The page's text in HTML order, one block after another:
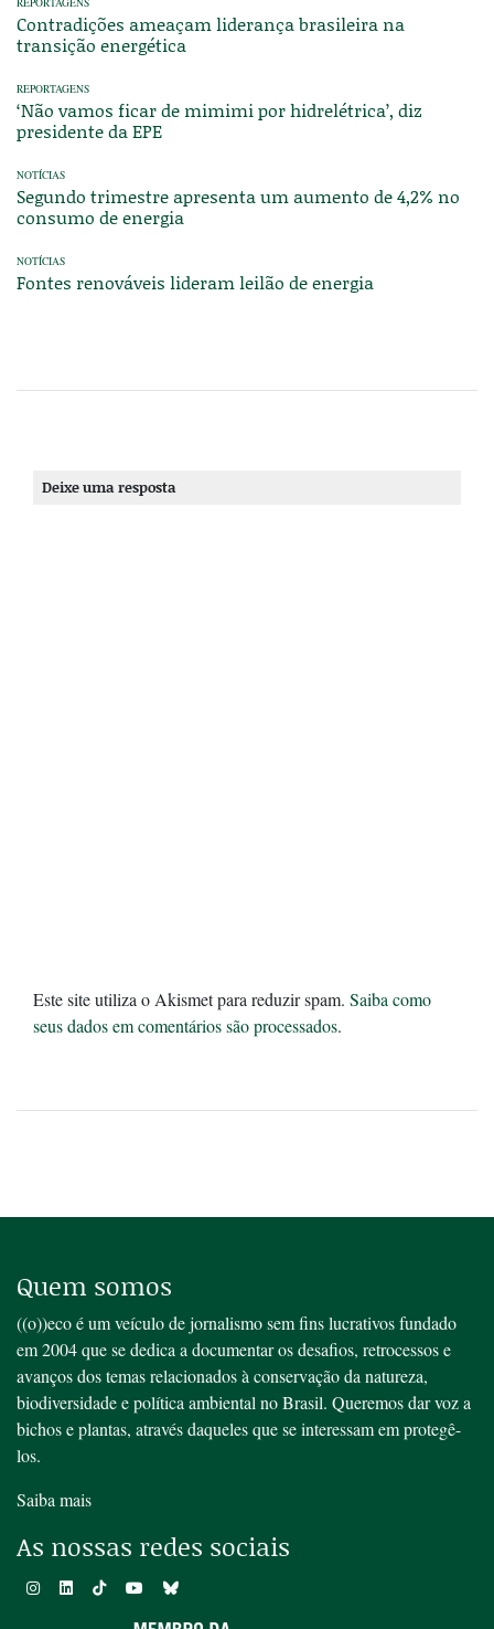
Contradições ameaçam liderança brasileira na
transição energética
REPORTAGENS
‘Não vamos ficar de mimimi por hidrelétrica’, diz
presidente da EPE
NOTÍCIAS
Segundo trimestre apresenta um aumento de 4,2% no
consumo de energia
NOTÍCIAS
Fontes renováveis lideram leilão de energia
Deixe uma resposta
Este site utiliza o Akismet para reduzir spam. Saiba como
seus dados em comentários são processados.
Quem somos
((o))eco é um veículo de jornalismo sem fins lucrativos fundado
em 2004 que se dedica a documentar os desafios, retrocessos e
avanços dos temas relacionados à conservação da natureza,
biodiversidade e política ambiental no Brasil. Queremos dar voz a
bichos e plantas, através daqueles que se interessam em protegê-
los.
Saiba mais
As nossas redes sociais